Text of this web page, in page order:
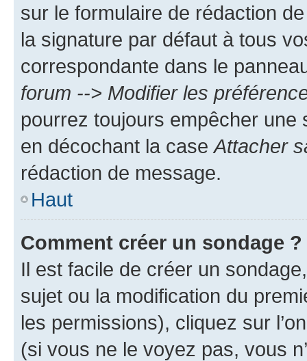
sur le formulaire de rédaction
la signature par défaut à tous
correspondante dans le
forum --> Modifier les
pourrez toujours empêcher une
en décochant la case Attacher
rédaction de message.
Haut
Comment créer un sondage ?
Il est facile de créer un
sujet ou la modification du
les permissions), cliquez sur
(si vous ne le voyez pas, vous